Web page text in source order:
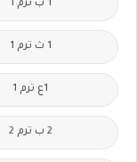
1 ب ترم 1
1 ث ترم 1
1ع ترم 1
2 ب ترم 2